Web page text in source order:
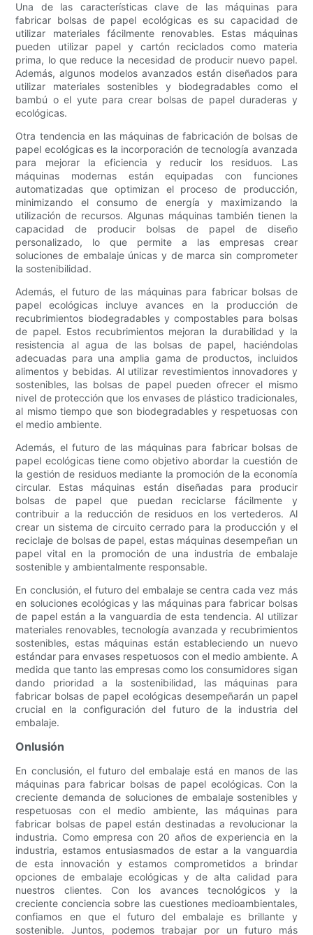
Una de las características clave de las máquinas para
fabricar bolsas de papel ecológicas es su capacidad de
utilizar materiales fácilmente renovables. Estas máquinas
pueden utilizar papel y cartón reciclados como materia
prima, lo que reduce la necesidad de producir nuevo papel.
Además, algunos modelos avanzados están diseñados para
utilizar materiales sostenibles y biodegradables como el
bambú o el yute para crear bolsas de papel duraderas y
ecológicas.
Otra tendencia en las máquinas de fabricación de bolsas de
papel ecológicas es la incorporación de tecnología avanzada
para mejorar la eficiencia y reducir los residuos. Las
máquinas modernas están equipadas con funciones
automatizadas que optimizan el proceso de producción,
minimizando el consumo de energía y maximizando la
utilización de recursos. Algunas máquinas también tienen la
capacidad de producir bolsas de papel de diseño
personalizado, lo que permite a las empresas crear
soluciones de embalaje únicas y de marca sin comprometer
la sostenibilidad.
Además, el futuro de las máquinas para fabricar bolsas de
papel ecológicas incluye avances en la producción de
recubrimientos biodegradables y compostables para bolsas
de papel. Estos recubrimientos mejoran la durabilidad y la
resistencia al agua de las bolsas de papel, haciéndolas
adecuadas para una amplia gama de productos, incluidos
alimentos y bebidas. Al utilizar revestimientos innovadores y
sostenibles, las bolsas de papel pueden ofrecer el mismo
nivel de protección que los envases de plástico tradicionales,
al mismo tiempo que son biodegradables y respetuosas con
el medio ambiente.
Además, el futuro de las máquinas para fabricar bolsas de
papel ecológicas tiene como objetivo abordar la cuestión de
la gestión de residuos mediante la promoción de la economía
circular. Estas máquinas están diseñadas para producir
bolsas de papel que puedan reciclarse fácilmente y
contribuir a la reducción de residuos en los vertederos. Al
crear un sistema de circuito cerrado para la producción y el
reciclaje de bolsas de papel, estas máquinas desempeñan un
papel vital en la promoción de una industria de embalaje
sostenible y ambientalmente responsable.
En conclusión, el futuro del embalaje se centra cada vez más
en soluciones ecológicas y las máquinas para fabricar bolsas
de papel están a la vanguardia de esta tendencia. Al utilizar
materiales renovables, tecnología avanzada y recubrimientos
sostenibles, estas máquinas están estableciendo un nuevo
estándar para envases respetuosos con el medio ambiente. A
medida que tanto las empresas como los consumidores sigan
dando prioridad a la sostenibilidad, las máquinas para
fabricar bolsas de papel ecológicas desempeñarán un papel
crucial en la configuración del futuro de la industria del
embalaje.
Onlusión
En conclusión, el futuro del embalaje está en manos de las
máquinas para fabricar bolsas de papel ecológicas. Con la
creciente demanda de soluciones de embalaje sostenibles y
respetuosas con el medio ambiente, las máquinas para
fabricar bolsas de papel están destinadas a revolucionar la
industria. Como empresa con 20 años de experiencia en la
industria, estamos entusiasmados de estar a la vanguardia
de esta innovación y estamos comprometidos a brindar
opciones de embalaje ecológicas y de alta calidad para
nuestros clientes. Con los avances tecnológicos y la
creciente conciencia sobre las cuestiones medioambientales,
confiamos en que el futuro del embalaje es brillante y
sostenible. Juntos, podemos trabajar por un futuro más